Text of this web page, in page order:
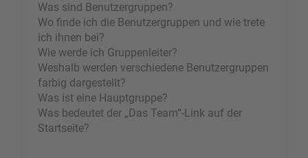
Was sind Benutzergruppen?
Wo finde ich die Benutzergruppen und wie trete
ich ihnen bei?
Wie werde ich Gruppenleiter?
Weshalb werden verschiedene Benutzergruppen
farbig dargestellt?
Was ist eine Hauptgruppe?
Was bedeutet der „Das Team“-Link auf der
Startseite?